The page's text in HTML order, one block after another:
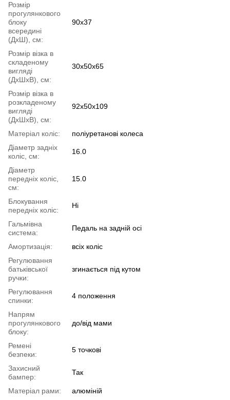
Розмір
прогулянкового
блоку
всередині
(ДхШ), см:
90х37
Розмір візка в
складеному
вигляді
(ДхШхВ), см:
30х50х65
Розмір візка в
розкладеному
вигляді
(ДхШхВ), см:
92х50х109
Матеріал коліс:
поліуретанові колеса
Діаметр задніх
коліс, см:
16.0
Діаметр
передніх коліс,
см:
15.0
Блокування
передніх коліс:
Ні
Гальмівна
система:
Педаль на задній осі
Амортизація:
всіx коліс
Регулювання
батьківської
ручки:
згинається під кутом
Регулювання
спинки:
4 положення
Напрям
прогулянкового
блоку:
до/від мами
Ремені
безпеки:
5 точкові
Захисний
бампер:
Так
Матеріал рами:
алюміній